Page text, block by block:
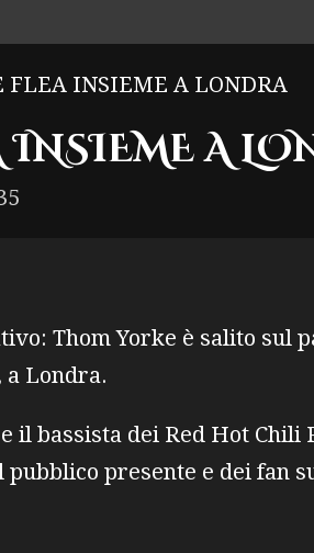
FLEA INSIEME A LONDRA
INSIEME A
Thom Yorke è salito sul
a Londra.
il bassista dei Red Hot Chili
pubblico presente e dei fan